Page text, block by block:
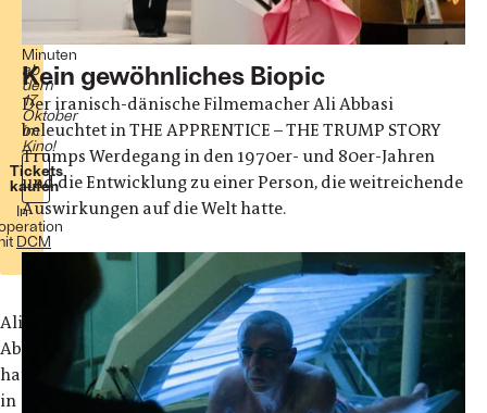
Minuten
ab
dem
17.
Oktober
im
Kino!
Tickets
kaufen
In
DCM
Ali
Abbasi
hat
in
Kein gewöhnliches Biopic
Der iranisch-dänische Filmemacher Ali Abbasi
beleuchtet in THE APPRENTICE – THE TRUMP STORY
Trumps Werdegang in den 1970er- und 80er-Jahren
und die Entwicklung zu einer Person, die weitreichende
Auswirkungen auf die Welt hatte.